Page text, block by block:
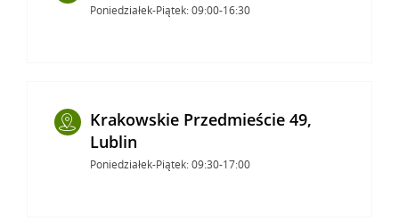
Poniedziałek-Piątek: 09:00-16:30
Krakowskie Przedmieście 49,
Lublin
Poniedziałek-Piątek: 09:30-17:00